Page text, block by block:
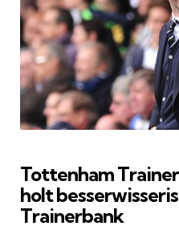
Tottenham
holt
Trainerbank